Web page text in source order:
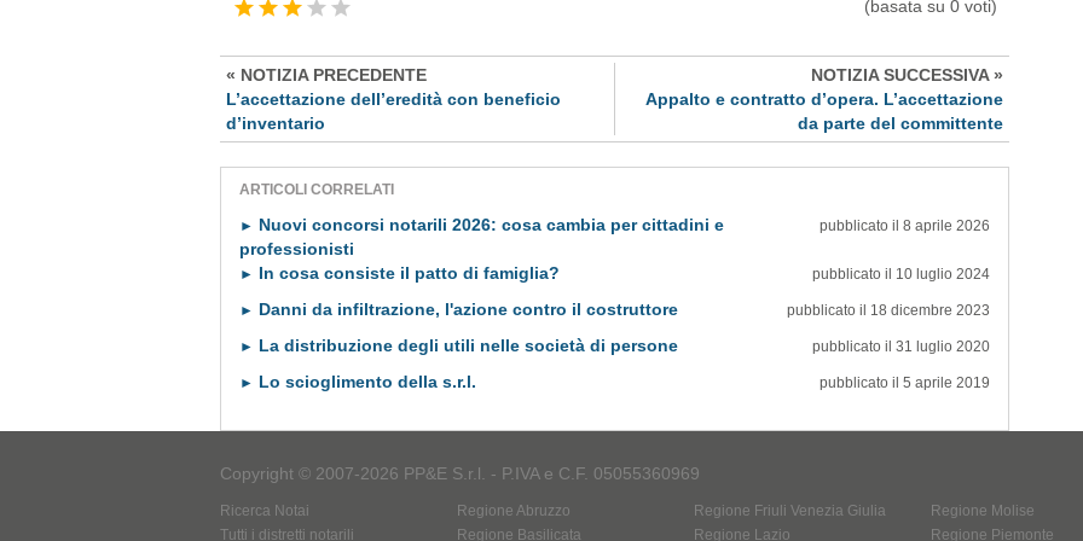
(basata su 0 voti)
« NOTIZIA PRECEDENTE
L’accettazione dell’eredità con beneficio
d’inventario
NOTIZIA SUCCESSIVA »
Appalto e contratto d’opera. L’accettazione
da parte del committente
ARTICOLI CORRELATI
► Nuovi concorsi notarili 2026: cosa cambia per cittadini e
professionisti
pubblicato il 8 aprile 2026
► In cosa consiste il patto di famiglia? pubblicato il 10 luglio 2024
► Danni da infiltrazione, l'azione contro il costruttore pubblicato il 18 dicembre 2023
► La distribuzione degli utili nelle società di persone pubblicato il 31 luglio 2020
► Lo scioglimento della s.r.l. pubblicato il 5 aprile 2019
Copyright © 2007-2026 PP&E S.r.l. - P.IVA e C.F. 05055360969
Ricerca Notai
Tutti i distretti notarili
Regione Abruzzo
Regione Basilicata
Regione Friuli Venezia Giulia
Regione Lazio
Regione Molise
Regione Piemonte